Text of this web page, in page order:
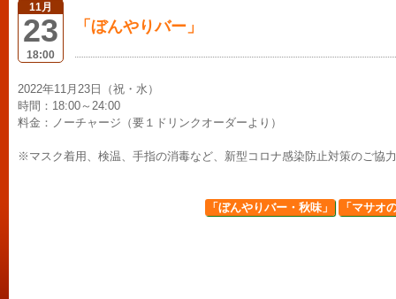
11月
23
18:00
「ぼんやりバー」
2022年11月23日（祝・水）
時間：18:00～24:00
料金：ノーチャージ（要１ドリンクオーダーより）
※マスク着用、検温、手指の消毒など、新型コロナ感染防止対策のご協
「ぼんやりバー・秋味」 「マサオ